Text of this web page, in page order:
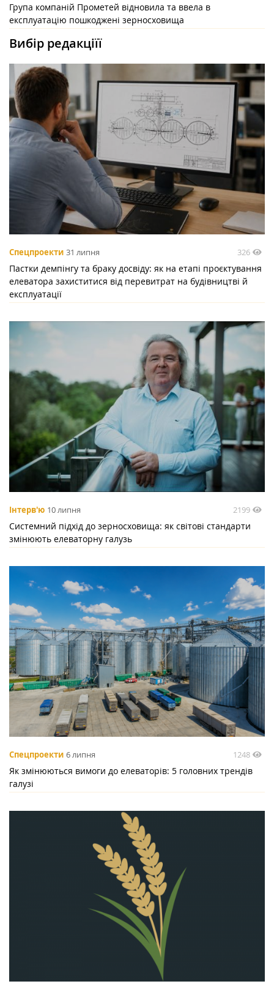
Група компаній Прометей відновила та ввела в
експлуатацію пошкоджені зерносховища
Вибір редакціїї
Спецпроекти 31 липня 326
Пастки демпінгу та браку досвіду: як на етапі проєктування
елеватора захиститися від перевитрат на будівництві й
експлуатації
Інтерв'ю 10 липня 2199
Системний підхід до зерносховища: як світові стандарти
змінюють елеваторну галузь
Спецпроекти 6 липня 1248
Як змінюються вимоги до елеваторів: 5 головних трендів
галузі